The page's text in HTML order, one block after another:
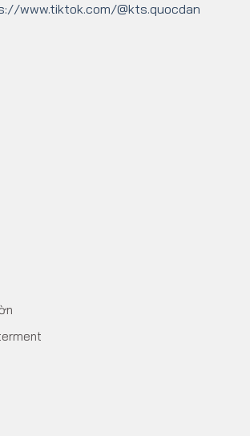
www.tiktok.com/@kts.quocdan